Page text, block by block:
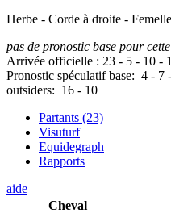
Herbe - Corde à droite -
pas de pronostic base pour
Arrivée officielle : 23 - 5 - 10 -
Pronostic spéculatif base: 4 - 7 -
outsiders: 16 - 10
Partants (23)
Visuturf
Equidegraph
Rapports
aide
Cheval